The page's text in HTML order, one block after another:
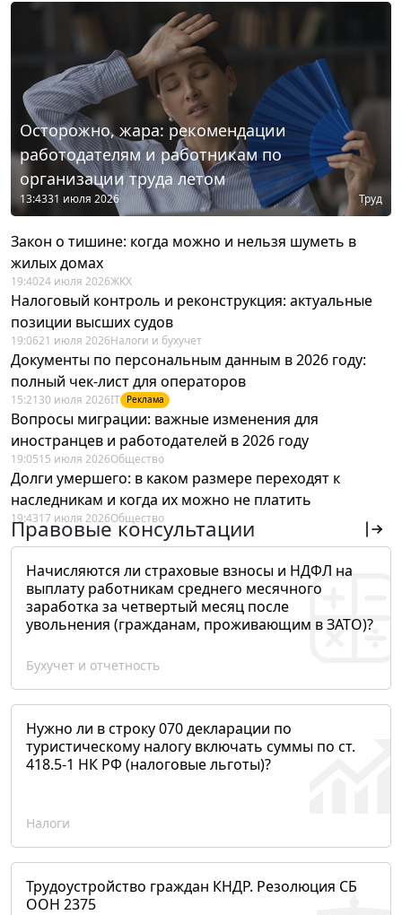
Осторожно, жара: рекомендации
работодателям и работникам по
организации труда летом
13:4331 июля 2026 Труд
Закон о тишине: когда можно и нельзя шуметь в
жилых домах
19:4024 июля 2026ЖКХ
Налоговый контроль и реконструкция: актуальные
позиции высших судов
19:0621 июля 2026Налоги и бухучет
Документы по персональным данным в 2026 году:
полный чек-лист для операторов
15:21 30 июля 2026IT Реклама
Вопросы миграции: важные изменения для
иностранцев и работодателей в 2026 году
19:0515 июля 2026Общество
Долги умершего: в каком размере переходят к
наследникам и когда их можно не платить
19:4317 июля 2026Общество
Правовые консультации
Начисляются ли страховые взносы и НДФЛ на
выплату работникам среднего месячного
заработка за четвертый месяц после
увольнения (гражданам, проживающим в ЗАТО)?
Бухучет и отчетность
Нужно ли в строку 070 декларации по
туристическому налогу включать суммы по ст.
418.5-1 НК РФ (налоговые льготы)?
Налоги
Трудоустройство граждан КНДР. Резолюция СБ
ООН 2375